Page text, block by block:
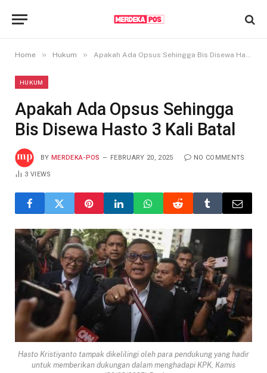
Home » Hukum » Apakah Ada Opsus Sehingga Bis Disewa Hasto 3 Kali Batal
HUKUM
Apakah Ada Opsus Sehingga
Bis Disewa Hasto 3 Kali Batal
BY MERDEKA-POS FEBRUARY 20, 2025 NO COMMENTS
3VIEWS
Hasto Kristiyanto tampak dikelilingi oleh para pendukung yang hadir
untuk memberikan dukungan dalam menghadapi KPK, Kamis